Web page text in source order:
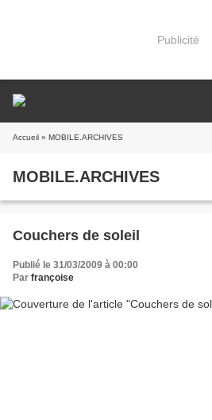
Publicité
Accueil » MOBILE.ARCHIVES
MOBILE.ARCHIVES
Couchers de soleil
Publié le 31/03/2009 à 00:00
Par françoise